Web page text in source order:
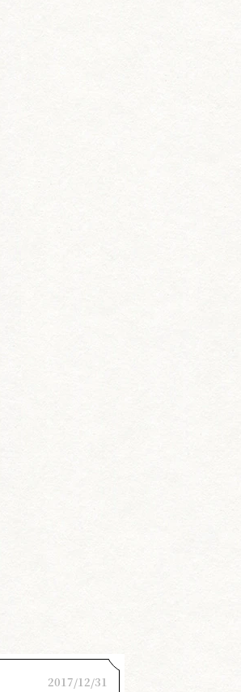
2017/12/31